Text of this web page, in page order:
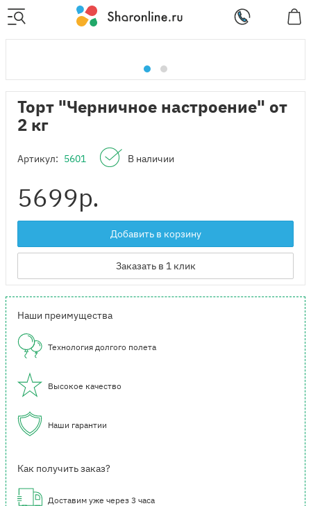
Торт "Черничное настроение" от
2 кг
Артикул: 5601 В наличии
5699р.
Добавить в корзину
Заказать в 1 клик
Наши преимущества
Технология долгого полета
Высокое качество
Наши гарантии
Как получить заказ?
Доставим уже через 3 часа